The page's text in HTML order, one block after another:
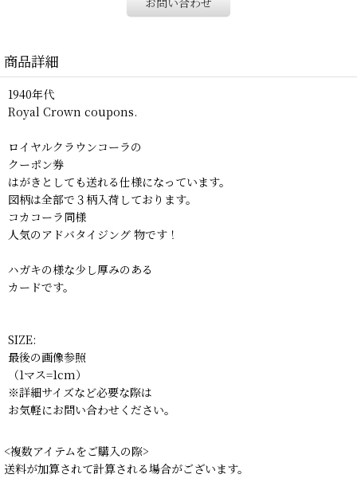
商品詳細
1940年代
Royal Crown coupons.
ロイヤルクラウンコーラの
クーポン券
はがきとしても送れる仕様になっています。
図柄は全部で３柄入荷しております。
コカコーラ同様
人気のアドバタイジング 物です！
ハガキの様な少し厚みのある
カードです。
SIZE:
最後の画像参照
（1マス=1cm）
※詳細サイズなど必要な際は
お気軽にお問い合わせください。
<複数アイテムをご購入の際>
送料が加算されて計算される場合がございます。